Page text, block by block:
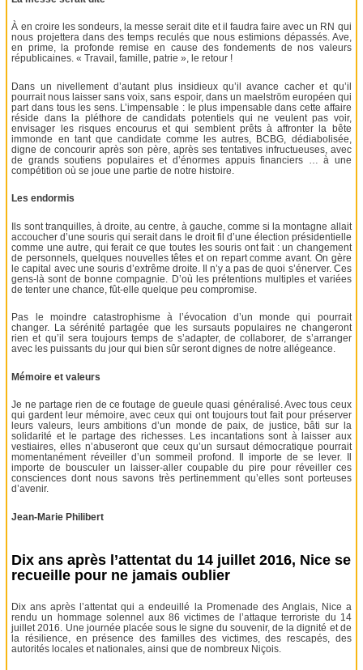
À en croire les sondeurs, la messe serait dite et il faudra faire avec un RN qui
nous projettera dans des temps reculés que nous estimions dépassés. Ave,
en prime, la profonde remise en cause des fondements de nos valeurs
républicaines. « Travail, famille, patrie », le retour !
Dans un nivellement d’autant plus insidieux qu’il avance cacher et qu’il
pourrait nous laisser sans voix, sans espoir, dans un maelström européen qui
part dans tous les sens. L’impensable : le plus impensable dans cette affaire
réside dans la pléthore de candidats potentiels qui ne veulent pas voir,
envisager les risques encourus et qui semblent prêts à affronter la bête
immonde en tant que candidate comme les autres, BCBG, dédiabolisée,
digne de concourir après son père, après ses tentatives infructueuses, avec
de grands soutiens populaires et d’énormes appuis financiers … à une
compétition où se joue une partie de notre histoire.
Les endormis
Ils sont tranquilles, à droite, au centre, à gauche, comme si la montagne allait
accoucher d’une souris qui serait dans le droit fil d’une élection présidentielle
comme une autre, qui ferait ce que toutes les souris ont fait : un changement
de personnels, quelques nouvelles têtes et on repart comme avant. On gère
le capital avec une souris d’extrême droite. Il n’y a pas de quoi s’énerver. Ces
gens-là sont de bonne compagnie. D’où les prétentions multiples et variées
de tenter une chance, fût-elle quelque peu compromise.
Pas le moindre catastrophisme à l’évocation d’un monde qui pourrait
changer. La sérénité partagée que les sursauts populaires ne changeront
rien et qu’il sera toujours temps de s’adapter, de collaborer, de s’arranger
avec les puissants du jour qui bien sûr seront dignes de notre allégeance.
Mémoire et valeurs
Je ne partage rien de ce foutage de gueule quasi généralisé. Avec tous ceux
qui gardent leur mémoire, avec ceux qui ont toujours tout fait pour préserver
leurs valeurs, leurs ambitions d’un monde de paix, de justice, bâti sur la
solidarité et le partage des richesses. Les incantations sont à laisser aux
vestiaires, elles n’abuseront que ceux qu’un sursaut démocratique pourrait
momentanément réveiller d’un sommeil profond. Il importe de se lever. Il
importe de bousculer un laisser-aller coupable du pire pour réveiller ces
consciences dont nous savons très pertinemment qu’elles sont porteuses
d’avenir.
Jean-Marie Philibert
Dix ans après l’attentat du 14 juillet 2016, Nice se
recueille pour ne jamais oublier
Dix ans après l’attentat qui a endeuillé la Promenade des Anglais, Nice a
rendu un hommage solennel aux 86 victimes de l’attaque terroriste du 14
juillet 2016. Une journée placée sous le signe du souvenir, de la dignité et de
la résilience, en présence des familles des victimes, des rescapés, des
autorités locales et nationales, ainsi que de nombreux Niçois.